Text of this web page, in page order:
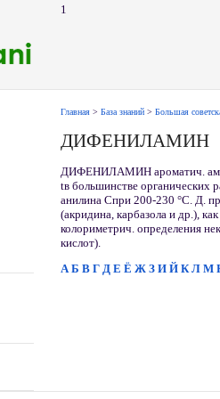
1
Главная > База знаний > Большая
ДИФЕНИЛАМИН
ДИФЕНИЛАМИН ароматич.
tв большинстве органических
анилина Спри 200-230 °С. Д.
(акридина, карбазола и др.),
колориметрич. определения
кислот).
А Б В Г Д Е Ё Ж З И Й К Л М